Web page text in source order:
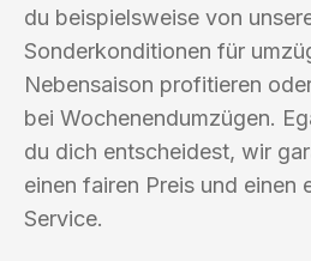
du beispielsweise von
Sonderkonditionen für
Nebensaison profitieren
bei Wochenendumzügen.
du dich entscheidest, wir
einen fairen Preis und einen
Service.